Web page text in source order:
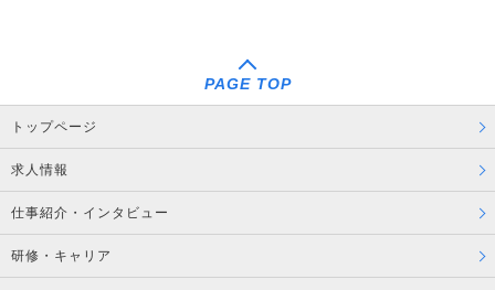
PAGE TOP
トップページ
求人情報
仕事紹介・インタビュー
研修・キャリア